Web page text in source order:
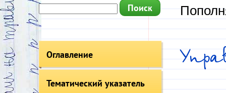
Оглавление
Тематический указатель